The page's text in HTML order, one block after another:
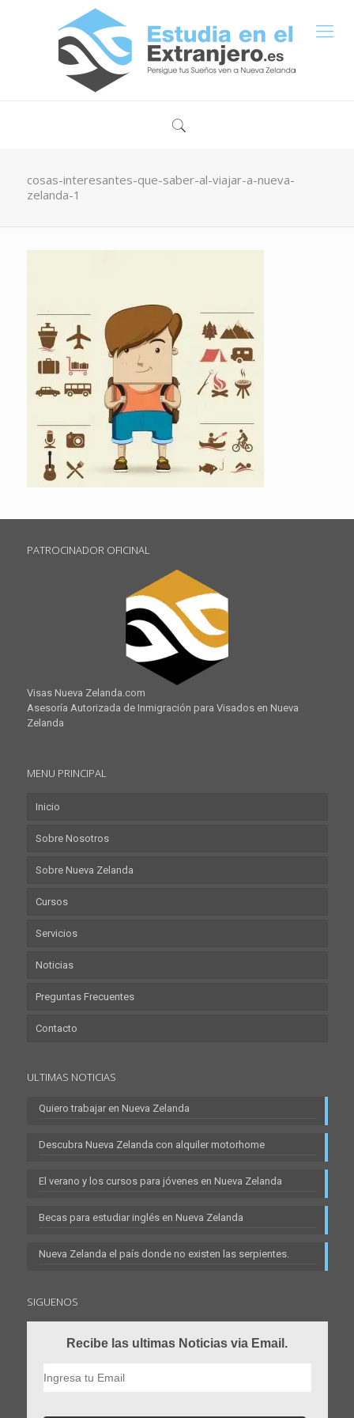
cosas-interesantes-que-saber-al-viajar-a-nueva-
zelanda-1
PATROCINADOR OFICINAL
Visas Nueva Zelanda.com
Asesoría Autorizada de Inmigración para Visados en Nueva
Zelanda
MENU PRINCIPAL
Inicio
Sobre Nosotros
Sobre Nueva Zelanda
Cursos
Servicios
Noticias
Preguntas Frecuentes
Contacto
ULTIMAS NOTICIAS
Quiero trabajar en Nueva Zelanda
Descubra Nueva Zelanda con alquiler motorhome
El verano y los cursos para jóvenes en Nueva Zelanda
Becas para estudiar inglés en Nueva Zelanda
Nueva Zelanda el país donde no existen las serpientes.
SIGUENOS
Recibe las ultimas Noticias via Email.